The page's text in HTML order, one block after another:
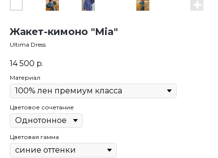
Жакет-кимоно "Мia"
Ultima Dress
14 500 р.
Материал
Цветовое сочетание
Цветовая гамма